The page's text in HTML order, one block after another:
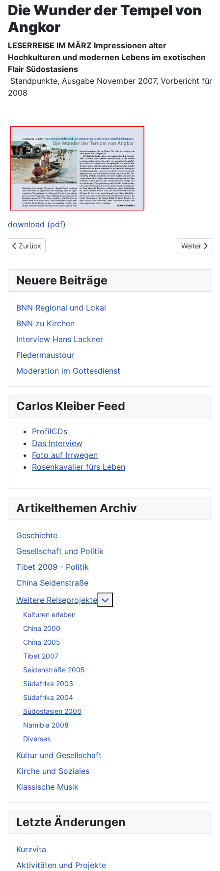
Die Wunder der Tempel von
Angkor
LESERREISE IM MÄRZ Impressionen alter
Hochkulturen und modernen Lebens im exotischen
Flair Südostasiens
Standpunkte, Ausgabe November 2007, Vorbericht für
2008
download (pdf)
Vorheriger Beitrag: Südafrika 2004
Zurück Nächster
Weiter
Neuere Beiträge
BNN Regional und Lokal
BNN zu Kirchen
Interview Hans Lackner
Fledermaustour
Moderation im Gottesdienst
Carlos Kleiber Feed
ProfilCDs
Das Interview
Foto auf Irrwegen
Rosenkavalier fürs Leben
Artikelthemen Archiv
Geschichte
Gesellschaft und Politik
Tibet 2009 - Politik
China Seidenstraße
Weitere Reiseprojekte
Kulturen erleben
China 2000
China 2005
Tibet 2007
Seidenstraße 2005
Südafrika 2003
Südafrika 2004
Südostasien 2006
Namibia 2008
Diverses
Kultur und Gesellschaft
Kirche und Soziales
Klassische Musik
Letzte Änderungen
Kurzvita
Aktivitäten und Projekte